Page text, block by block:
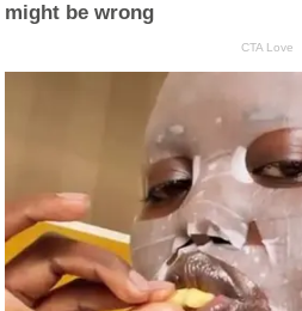
might be wrong
CTA Love